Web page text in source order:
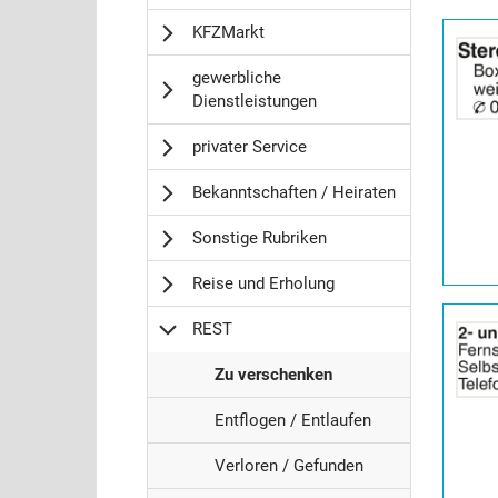
KFZMarkt
gewerbliche
Dienstleistungen
privater Service
Bekanntschaften / Heiraten
Sonstige Rubriken
Reise und Erholung
REST
R
E
S
T
-
>
Zu verschenken
R
E
S
T
Entflogen / Entlaufen
R
E
Verloren / Gefunden
Anzeige
2065056
anzeigen
Anzeige
2065066